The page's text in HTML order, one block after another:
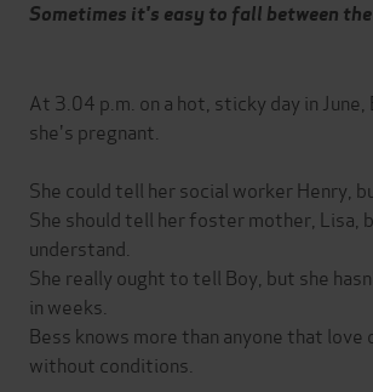
Sometimes it's easy to fall between
At 3.04 p.m. on a hot, sticky day in
she's pregnant.
She could tell her social worker Henry,
She should tell her foster mother, Lisa,
understand.
She really ought to tell Boy, but she
in weeks.
Bess knows more than anyone that love
without conditions.